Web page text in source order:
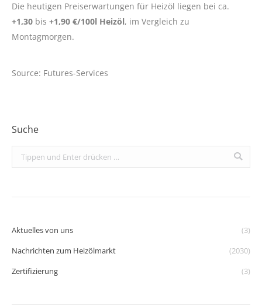
Die heutigen Preiserwartungen für Heizöl liegen bei ca.
+1,30 bis +1,90 €/100l Heizöl, im Vergleich zu
Montagmorgen.
Source: Futures-Services
Suche
Search:
Aktuelles von uns
(3)
Nachrichten zum Heizölmarkt
(2030)
Zertifizierung
(3)